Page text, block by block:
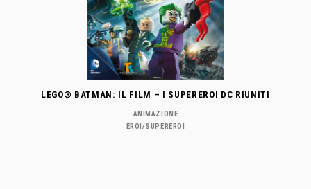
LEGO® BATMAN: IL FILM – I SUPEREROI DC RIUNITI
ANIMAZIONE
EROI/SUPEREROI